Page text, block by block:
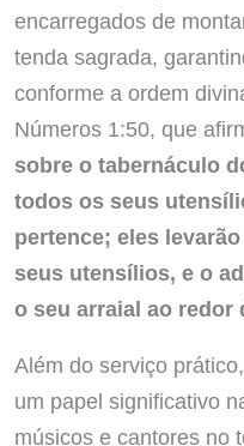
encarregados de
tenda sagrada,
conforme a ordem
Números 1:50, que
sobre o tabernáculo
todos os seus
pertence; eles
seus utensílios, e o
o seu arraial ao redor
Além do serviço
um papel significativo
músicos e cantores no